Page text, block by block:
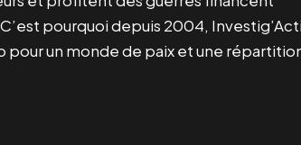
pourquoi depuis 2004,
pour un monde de paix et une